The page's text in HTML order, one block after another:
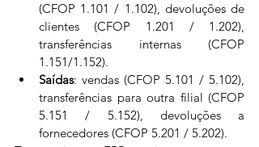
(CFOP 1.101 / 1.102), devoluções de
clientes (CFOP 1.201 / 1.202),
transferências internas (CFOP
1.151/1.152).
Saídas: vendas (CFOP 5.101 / 5.102),
transferências para outra filial (CFOP
5.151 / 5.152), devoluções a
fornecedores (CFOP 5.201 / 5.202).